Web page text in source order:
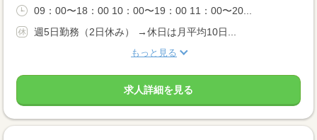
09：00〜18：00 10：00〜19：00 11：00〜20...
週5日勤務（2日休み） →休日は月平均10日...
もっと見る
求人詳細を見る